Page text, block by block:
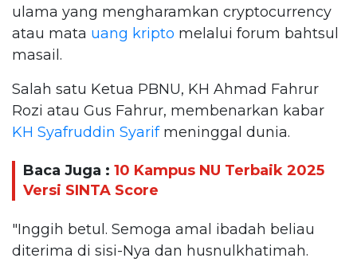
ulama yang mengharamkan cryptocurrency
atau mata uang kripto melalui forum bahtsul
masail.
Salah satu Ketua PBNU, KH Ahmad Fahrur
Rozi atau Gus Fahrur, membenarkan kabar
KH Syafruddin Syarifmeninggal dunia.
Baca Juga : 10 Kampus NU Terbaik 2025
Versi SINTA Score
"Inggih betul. Semoga amal ibadah beliau
diterima di sisi-Nya dan husnulkhatimah.